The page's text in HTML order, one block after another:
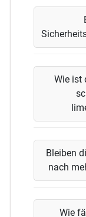
Wie ist
Bleiben
nach
Wie